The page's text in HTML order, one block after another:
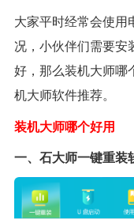
大家平时经常会使用
况，小伙伴们需要安
好，那么装机大师哪
机大师软件推荐。
装机大师哪个好用
一、石大师一键重装